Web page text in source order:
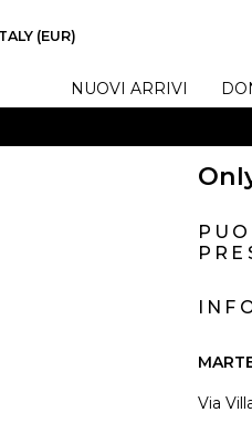
(EUR)
NUOVI ARRIVI
Via